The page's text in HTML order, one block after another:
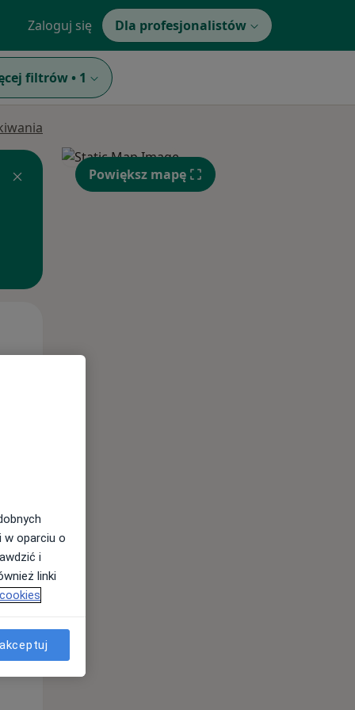
Zaloguj się Dla profesjonalistów
filtrów • 1
Pon,
10 Sie
Powiększ mapę
w oparciu o
i
linki